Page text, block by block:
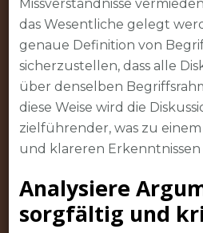
Missverständnisse
das Wesentliche gelegt
genaue Definition von
sicherzustellen, dass alle
über denselben
diese Weise wird die
zielführender, was zu
und klareren
Analysiere
sorgfältig und